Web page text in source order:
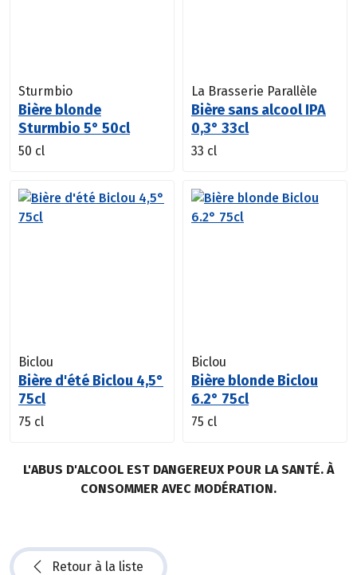
Sturmbio
Bière blonde
Sturmbio 5° 50cl
50 cl
La Brasserie Parallèle
Bière sans alcool IPA
0,3° 33cl
33 cl
Biclou
Bière d'été Biclou 4,5°
75cl
75 cl
Biclou
Bière blonde Biclou
6.2° 75cl
75 cl
L'ABUS D'ALCOOL EST DANGEREUX POUR LA SANTÉ. À
CONSOMMER AVEC MODÉRATION.
Retour à la liste